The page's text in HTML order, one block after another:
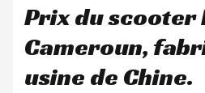
Prix du scooter
Cameroun,
usine de Chine.